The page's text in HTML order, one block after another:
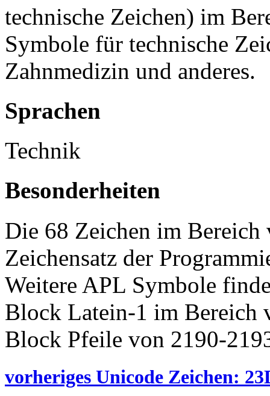
technische Zeichen) im
Symbole für technische
Zahnmedizin und anderes.
Sprachen
Technik
Besonderheiten
Die 68 Zeichen im
Zeichensatz der
Weitere APL Symbole
Block Latein-1 im Bereich
Block Pfeile von 2190-
vorheriges Unicode Zeichen: